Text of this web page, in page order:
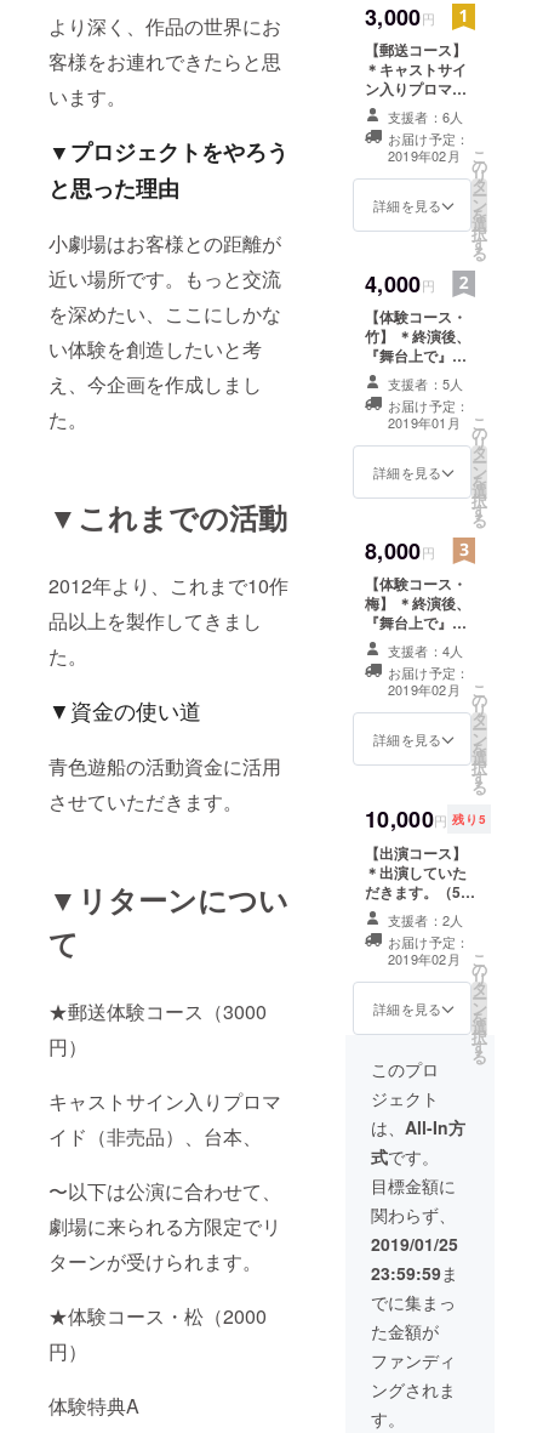
より深く、作品の世界にお
客様をお連れできたらと思
います。
▼プロジェクトをやろう
と思った理由
小劇場はお客様との距離が
近い場所です。もっと交流
を深めたい、ここにしかな
い体験を創造したいと考
え、今企画を作成しまし
た。
▼これまでの活動
2012年より、これまで10作
品以上を製作してきまし
た。
▼資金の使い道
青色遊船の活動資金に活用
させていただきます。
▼リターンについ
て
★郵送体験コース（3000
円）
キャストサイン入りプロマ
イド（非売品）、 台本、
〜以下は公演に合わせて、
劇場に来られる方限定でリ
ターンが受けられます。
★体験コース・松（2000
円）
体験特典A
複数人いらっ
しゃっても、グ
ループショット
ではなく、お一
人ずつキャスト
全員と撮影致し
ます） （ご支援
者様のスマート
フォン、または
フォンで撮影い
たします） ＊別
ト3500円をご入
場時にお支払い
いただきます。
3,000円
【郵送コース】
＊キャストサイ
ン入りプロマイ
ド（非売品） ＊
台本 （公演チ
ケットは含みま
せん。ご了承く
ださい）
支援者：6人
お届け予定：
2019年02月
詳細を見る
こ
の
リ
タ
ー
ン
を
選
択
す
る
4,000円
【体験コース・
竹】 ＊終演後、
『舞台上で』
キャスト全員と
記念撮影（２
ポーズ） （終演
後、他のお客様
のご退出後とな
りますので、30
複数人いらっ
しゃっても、グ
ループショット
ではなく、お一
人ずつキャスト
全員と撮影致し
ます） （ご支援
者様のスマート
フォン、または
フォンで撮影い
たします） ＊記
アー！客席​から
は見えない、仕
掛けが見られま
す！（15分程
度） ＊別途、公
演チケット3500
円をご入場時に
お支払いいただ
きます。
支援者：5人
お届け予定：
2019年01月
詳細を見る
こ
の
リ
タ
ー
ン
を
選
択
す
る
8,000円
【体験コース・
梅】 ＊終演後、
『舞台上で』
キャスト全員と
記念撮影（２
ポーズ） （終演
後、他のお客様
のご退出後とな
りますので、30
複数人いらっ
しゃっても、グ
ループショット
ではなく、お一
人ずつキャスト
全員と撮影致し
ます） （ご支援
者様のスマート
フォン、または
フォンで撮影い
たします） ＊記
と巡る舞台裏ツ
アー！客席​から
は見えない、仕
掛けが見られま
す！（15分程
度） ＊さらに！
カフェに移動し
て主宰とグルー
プディスカッ
ション！裏話な
どをお話しま
す。（60分程
度）（飲食代別
途） ＊別途、公
演チケット3500
円をご入場時に
お支払いいただ
きます。
支援者：4人
お届け予定：
2019年02月
詳細を見る
こ
の
リ
タ
ー
ン
を
選
択
す
る
10,000円 残り5
【出演コース】
＊出演していた
だきます。（5分
程度） ＊公演前
に練習のお時間
をいただきま
す。（30分程
度） ＊セリフを
つけることもで
名様限定、先着
順。 ＊支援後、
希望日時枠が埋
まっていた場合
は、ご返金致し
ます。
支援者：2人
お届け予定：
2019年02月
詳細を見る
こ
の
リ
タ
ー
ン
を
選
択
す
る
このプロ
ジェクト
は、 All-In方
式です。
目標金額に
関わらず、
2019/01/25
23:59:59ま
でに集まっ
た金額が
ファンディ
ングされま
す。